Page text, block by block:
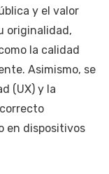
y el valor
originalidad,
la calidad
Asimismo, se
(UX) y la
en dispositivos